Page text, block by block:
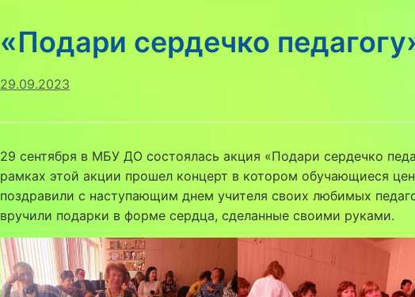
«Подари сердечко
29.09.2023
29 сентября в МБУ ДО состоялась акция «Подари сердечко
рамках этой акции прошел концерт в котором обучающиеся
поздравили с наступающим днем учителя своих любимых
вручили подарки в форме сердца, сделанные своими руками.